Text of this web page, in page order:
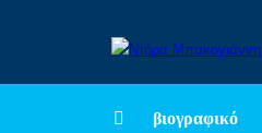
βιογραφικό